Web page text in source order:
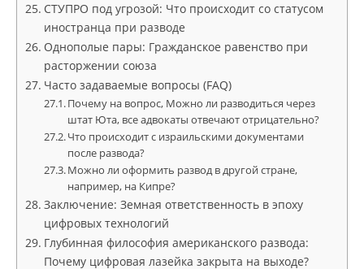
СТУПРО под угрозой: Что происходит со статусом
иностранца при разводе
Однополые пары: Гражданское равенство при
расторжении союза
Часто задаваемые вопросы (FAQ)
Почему на вопрос, Можно ли разводиться через
штат Юта, все адвокаты отвечают отрицательно?
Что происходит с израильскими документами
после развода?
Можно ли оформить развод в другой стране,
например, на Кипре?
Заключение: Земная ответственность в эпоху
цифровых технологий
Глубинная философия американского развода:
Почему цифровая лазейка закрыта на выходе?